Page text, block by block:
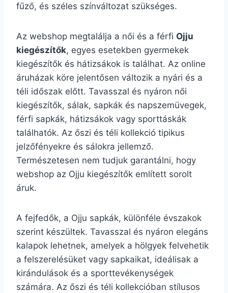
fűző, és széles színváltozat szükséges.
Az webshop megtalálja a női és a férfi Ojju
kiegészítők, egyes esetekben gyermekek
kiegészítők és hátizsákok is találhat. Az online
áruházak köre jelentősen változik a nyári és a
téli időszak előtt. Tavasszal és nyáron női
kiegészítők, sálak, sapkák és napszemüvegek,
férfi sapkák, hátizsákok vagy sporttáskák
találhatók. Az őszi és téli kollekció tipikus
jelzőfényekre és sálokra jellemző.
Természetesen nem tudjuk garantálni, hogy
webshop az Ojju kiegészítők említett sorolt
áruk.
A fejfedők, a Ojju sapkák, különféle évszakok
szerint készültek. Tavasszal és nyáron elegáns
kalapok lehetnek, amelyek a hölgyek felvehetik
a felszerelésüket vagy sapkaikat, ideálisak a
kirándulások és a sporttevékenységek
számára. Az őszi és téli kollekcióban stílusos